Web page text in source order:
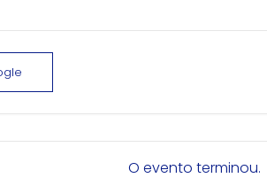
O evento terminou.